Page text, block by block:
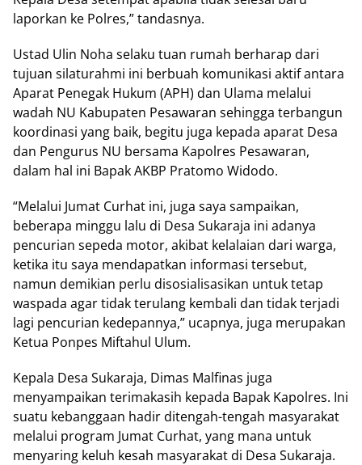
laporkan ke Polres,” tandasnya.
Ustad Ulin Noha selaku tuan rumah berharap dari
tujuan silaturahmi ini berbuah komunikasi aktif antara
Aparat Penegak Hukum (APH) dan Ulama melalui
wadah NU Kabupaten Pesawaran sehingga terbangun
koordinasi yang baik, begitu juga kepada aparat Desa
dan Pengurus NU bersama Kapolres Pesawaran,
dalam hal ini Bapak AKBP Pratomo Widodo.
“Melalui Jumat Curhat ini, juga saya sampaikan,
beberapa minggu lalu di Desa Sukaraja ini adanya
pencurian sepeda motor, akibat kelalaian dari warga,
ketika itu saya mendapatkan informasi tersebut,
namun demikian perlu disosialisasikan untuk tetap
waspada agar tidak terulang kembali dan tidak terjadi
lagi pencurian kedepannya,” ucapnya, juga merupakan
Ketua Ponpes Miftahul Ulum.
Kepala Desa Sukaraja, Dimas Malfinas juga
menyampaikan terimakasih kepada Bapak Kapolres. Ini
suatu kebanggaan hadir ditengah-tengah masyarakat
melalui program Jumat Curhat, yang mana untuk
menyaring keluh kesah masyarakat di Desa Sukaraja.